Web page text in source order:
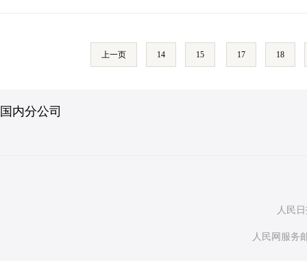
上一页 14 15 17 18
国内分公司
人民
人民网服务